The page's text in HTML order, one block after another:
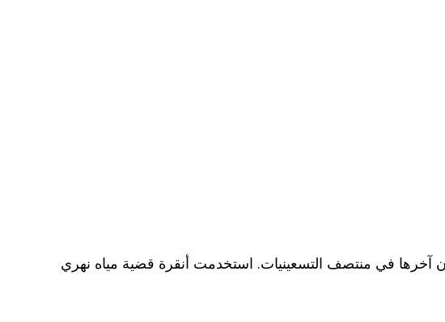
آخرها في منتصف التسعينيات. استخدمت أنقرة قضية مياه نهري